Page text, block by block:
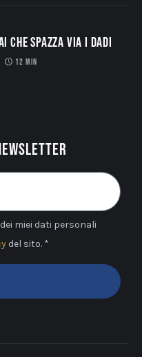
che spazza via i dadi
12 MIN
miei dati personali
del sito. *